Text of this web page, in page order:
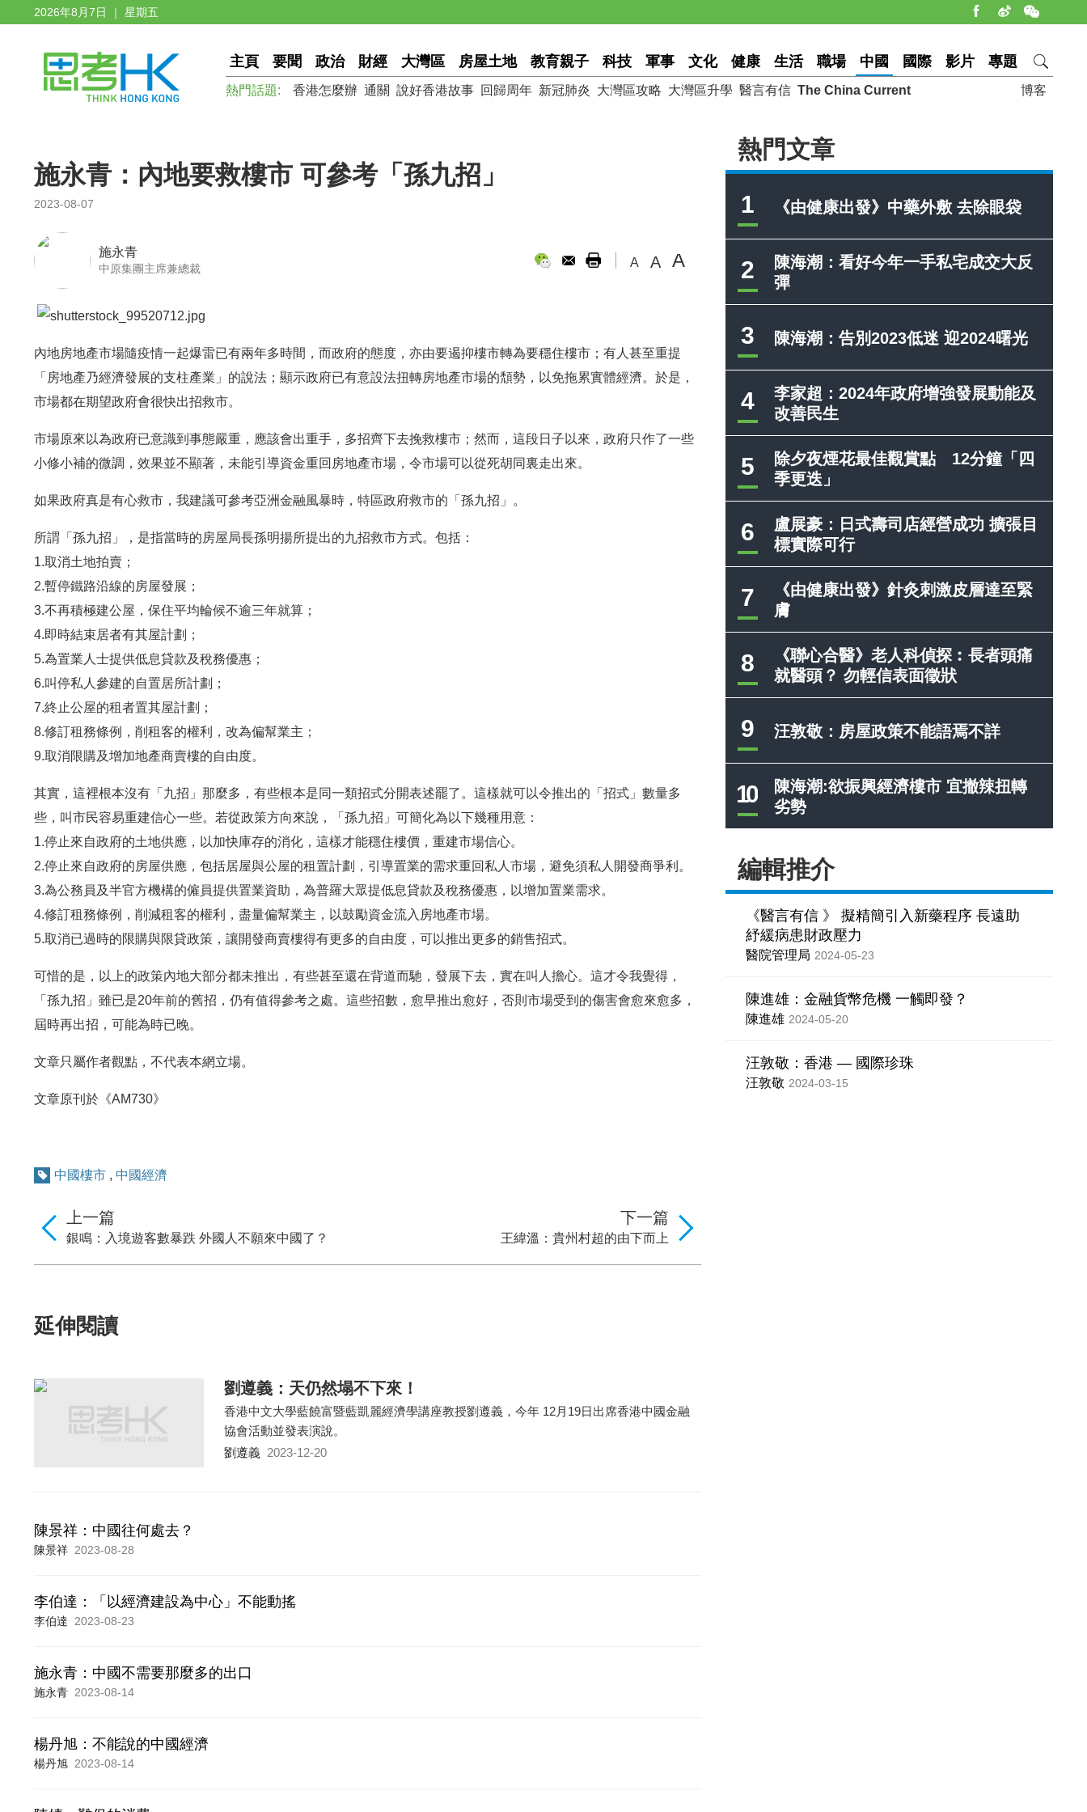
2026年8月7日 ｜ 星期五
主頁 要聞 政治 財經 大灣區 房屋土地 教育親子 科技 軍事 文化 健康 生活 職場 中國 國際 影片 專題
博客
熱門話題: 香港怎麼辦 通關 說好香港故事 回歸周年 新冠肺炎 大灣區攻略 大灣區升學 醫言有信 The China Current
熱門文章
1 《由健康出發》中藥外敷 去除眼袋
2
陳海潮：看好今年一手私宅成交大反
彈
3 陳海潮：告別2023低迷 迎2024曙光
4
李家超：2024年政府增強發展動能及
改善民生
5
除夕夜煙花最佳觀賞點 12分鐘「四
季更迭」
6
盧展豪：日式壽司店經營成功 擴張目
標實際可行
7
《由健康出發》針灸刺激皮層達至緊
膚
8
《聯心合醫》老人科偵探︰長者頭痛
就醫頭？ 勿輕信表面徵狀
9 汪敦敬：房屋政策不能語焉不詳
10
陳海潮:欲振興經濟樓市 宜撤辣扭轉
劣勢
編輯推介
《醫言有信 》 擬精簡引入新藥程序 長遠助
紓緩病患財政壓力
醫院管理局 2024-05-23
陳進雄：金融貨幣危機 一觸即發？
陳進雄 2024-05-20
汪敦敬：香港 — 國際珍珠
汪敦敬 2024-03-15
施永青：內地要救樓市 可參考「孫九招」
2023-08-07
施永青
中原集團主席兼總裁 A A A
內地房地產市場隨疫情一起爆雷已有兩年多時間，而政府的態度，亦由要遏抑樓市轉為要穩住樓市；有人甚至重提
「房地產乃經濟發展的支柱產業」的說法；顯示政府已有意設法扭轉房地產市場的頹勢，以免拖累實體經濟。於是，
市場都在期望政府會很快出招救市。
市場原來以為政府已意識到事態嚴重，應該會出重手，多招齊下去挽救樓市；然而，這段日子以來，政府只作了一些
小修小補的微調，效果並不顯著，未能引導資金重回房地產市場，令市場可以從死胡同裏走出來。
如果政府真是有心救市，我建議可參考亞洲金融風暴時，特區政府救市的「孫九招」。
所謂「孫九招」，是指當時的房屋局長孫明揚所提出的九招救市方式。包括：
1.取消土地拍賣；
2.暫停鐵路沿線的房屋發展；
3.不再積極建公屋，保住平均輪候不逾三年就算；
4.即時結束居者有其屋計劃；
5.為置業人士提供低息貸款及稅務優惠；
6.叫停私人參建的自置居所計劃；
7.終止公屋的租者置其屋計劃；
8.修訂租務條例，削租客的權利，改為偏幫業主；
9.取消限購及增加地產商賣樓的自由度。
其實，這裡根本沒有「九招」那麼多，有些根本是同一類招式分開表述罷了。這樣就可以令推出的「招式」數量多
些，叫市民容易重建信心一些。若從政策方向來說，「孫九招」可簡化為以下幾種用意：
1.停止來自政府的土地供應，以加快庫存的消化，這樣才能穩住樓價，重建市場信心。
2.停止來自政府的房屋供應，包括居屋與公屋的租置計劃，引導置業的需求重回私人市場，避免須私人開發商爭利。
3.為公務員及半官方機構的僱員提供置業資助，為普羅大眾提低息貸款及稅務優惠，以增加置業需求。
4.修訂租務條例，削減租客的權利，盡量偏幫業主，以鼓勵資金流入房地產市場。
5.取消已過時的限購與限貸政策，讓開發商賣樓得有更多的自由度，可以推出更多的銷售招式。
可惜的是，以上的政策內地大部分都未推出，有些甚至還在背道而馳，發展下去，實在叫人擔心。這才令我覺得，
「孫九招」雖已是20年前的舊招，仍有值得參考之處。這些招數，愈早推出愈好，否則市場受到的傷害會愈來愈多，
屆時再出招，可能為時已晚。
文章只屬作者觀點，不代表本網立場。
文章原刊於《AM730》
中國樓市 , 中國經濟
下一篇
王緯溫：貴州村超的由下而上
上一篇
銀鳴：入境遊客數暴跌 外國人不願來中國了？
延伸閱讀
劉遵義：天仍然塌不下來！
香港中文大學藍饒富暨藍凱麗經濟學講座教授劉遵義，今年 12月19日出席香港中國金融
協會活動並發表演說。
劉遵義 2023-12-20
陳景祥：中國往何處去？
陳景祥 2023-08-28
李伯達：「以經濟建設為中心」不能動搖
李伯達 2023-08-23
施永青：中國不需要那麼多的出口
施永青 2023-08-14
楊丹旭：不能說的中國經濟
楊丹旭 2023-08-14